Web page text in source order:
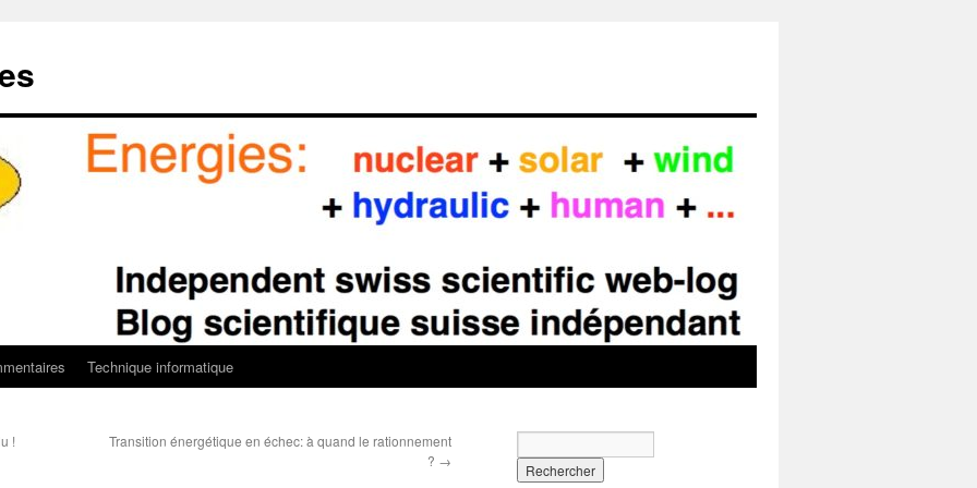
Technique informatique
!
Transition énergétique en échec: à quand le rationnement
? →